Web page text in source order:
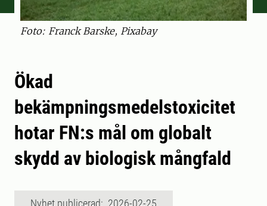
Foto: Franck Barske, Pixabay
Ökad
bekämpningsmedelstoxicitet
hotar FN:s mål om globalt
skydd av biologisk mångfald
Nyhet publicerad: 2026-02-25